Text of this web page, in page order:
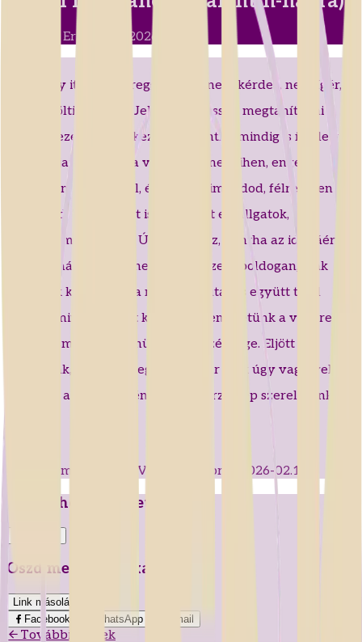
Vizkeleti Erzsébet • 2026-02.12.
Úgy vagy itt, mint a reggeli fény nem kérdez, nem ígér,
csak betölti a szobát. Jelenléted lassan megtanít élni a
mát. A kezed fogja a kezemet, mintha mindig is így lett
volna, ujjaink között a világ csak megpihen, enged
szorításán. Rám nézel, és ahogy kimondod, félrebillen a
mosolyod. Tudom, azt is érted, mit elhallgatok,
tekintetem beszédes. Úgy beszélsz, mintha az idő ráérne,
mintha már nem sietne, s én elhiszem boldogan, csak
miattunk kelt fel ma a nap. A délután is együtt talál
minket, mint kinyitott könyvet. Nem sietünk a végére,
szavait ismerjük, bennünk rejlik szépsége. Eljött az
ünnepünk, s estére megértem, már csak úgy vagy velem,
ahogyan a beáradó fény örökké őrzi szép szerelmünk
El kell mondanom (Valentin-napra) 2026-02.12.
Neked hogy tetszett?
Oszd meg másokkal!
Link másolása
Facebook
WhatsApp Email
További versek